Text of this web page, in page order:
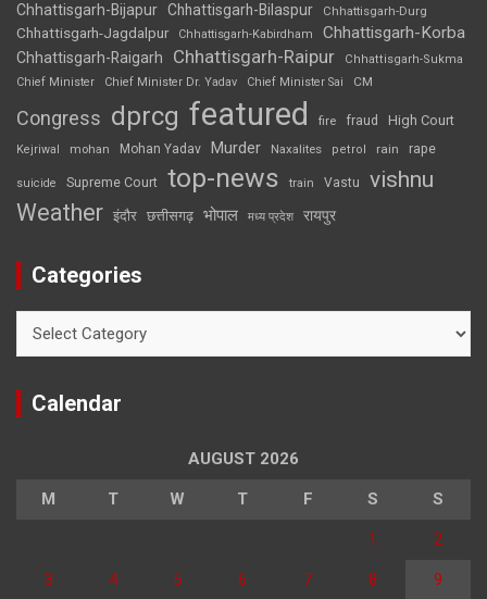
Chhattisgarh-Bijapur Chhattisgarh-Bilaspur Chhattisgarh-Durg
Chhattisgarh-Jagdalpur Chhattisgarh-Kabirdham Chhattisgarh-Korba
Chhattisgarh-Raigarh Chhattisgarh-Raipur
Chhattisgarh-Sukma
Chief Minister
Chief Minister Dr. Yadav Chief Minister Sai CM
Congress dprcg featured fire fraud High Court
Kejriwal mohan Mohan Yadav Murder Naxalites petrol rain rape
suicide Supreme Court top-news train Vastu vishnu
Weather इंदौर छत्तीसगढ़ भोपाल मध्य प्रदेश रायपुर
Categories
Calendar
AUGUST 2026
M T W T F S S
1 2
3 4 5 6 7 8 9